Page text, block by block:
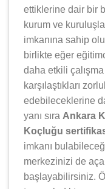
ettiklerine dair bir
kurum ve
imkanına sahip
birlikte eğer
daha etkili
karşılaştıkları
edebileceklerine
yanı sıra Ankara
Koçluğu
imkanı
merkezinizi de
başlayabilirsiniz.